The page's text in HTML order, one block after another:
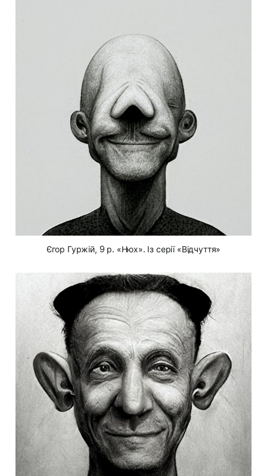
Єгор Гуржій, 9 р. «Нюх». Із серії «Відчуття»